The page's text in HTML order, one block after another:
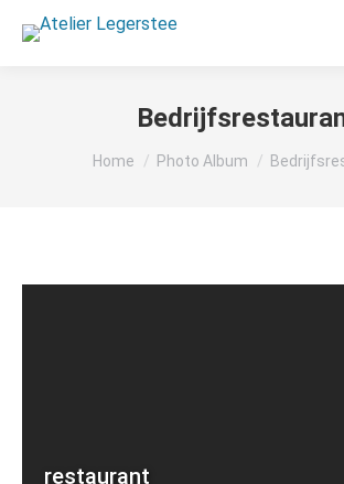
Je bent hier:
Home Photo Album
restaurant